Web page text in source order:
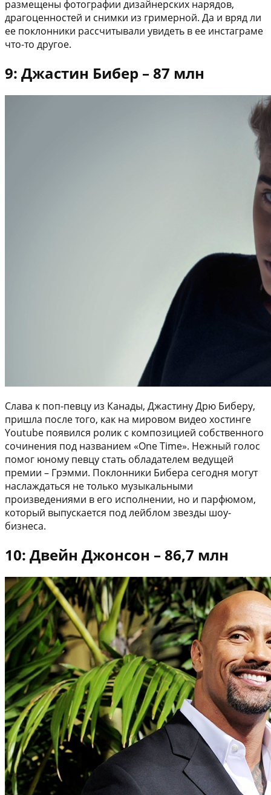
размещены фотографии дизайнерских нарядов,
драгоценностей и снимки из гримерной. Да и вряд ли
ее поклонники рассчитывали увидеть в ее инстаграме
что-то другое.
9: Джастин Бибер – 87 млн
Слава к поп-певцу из Канады, Джастину Дрю Биберу,
пришла после того, как на мировом видео хостинге
Youtube появился ролик с композицией собственного
сочинения под названием «One Time». Нежный голос
помог юному певцу стать обладателем ведущей
премии – Грэмми. Поклонники Бибера сегодня могут
наслаждаться не только музыкальными
произведениями в его исполнении, но и парфюмом,
который выпускается под лейблом звезды шоу-
бизнеса.
10: Двейн Джонсон – 86,7 млн